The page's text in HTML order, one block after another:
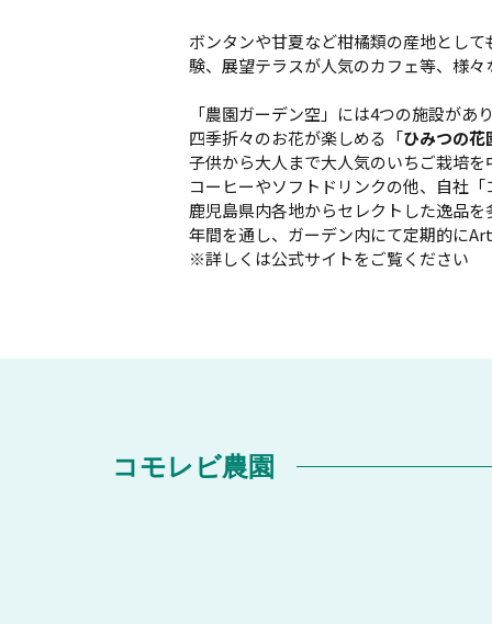
ボンタンや甘夏など柑橘類の産地とし
験、展望テラスが人気のカフェ等、様
「農園ガーデン空」には4つの施設があ
四季折々のお花が楽しめる「ひみつの花
子供から大人まで大人気のいちご栽培
コーヒーやソフトドリンクの他、自社
鹿児島県内各地からセレクトした逸品
年間を通し、ガーデン内にて定期的に
※詳しくは公式サイトをご覧ください
コモレビ農園